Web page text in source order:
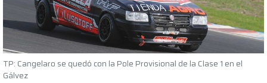
TP: Cangelaro se quedó con la Pole Provisional de la Clase 1 en el
Gálvez